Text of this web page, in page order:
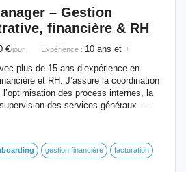
– Gestion
financière & RH
€/jour Expérience : 10 ans et +
plus de 15 ans d’expérience en
et RH. J’assure la coordination
des process internes, la
des services généraux. ...
gestion financière facturation